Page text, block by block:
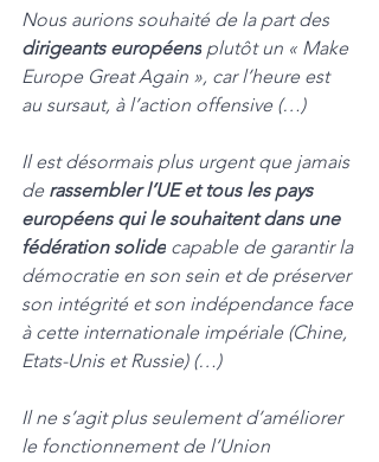
Nous aurions souhaité de la part des
dirigeants européens plutôt un « Make
Europe Great Again », car l’heure est
au sursaut, à l’action offensive (…)
Il est désormais plus urgent que jamais
de rassembler l’UE et tous les pays
européens qui le souhaitent dans une
fédération solide capable de garantir la
démocratie en son sein et de préserver
son intégrité et son indépendance face
à cette internationale impériale (Chine,
Etats-Unis et Russie) (…)
Il ne s’agit plus seulement d’améliorer
le fonctionnement de l’Union